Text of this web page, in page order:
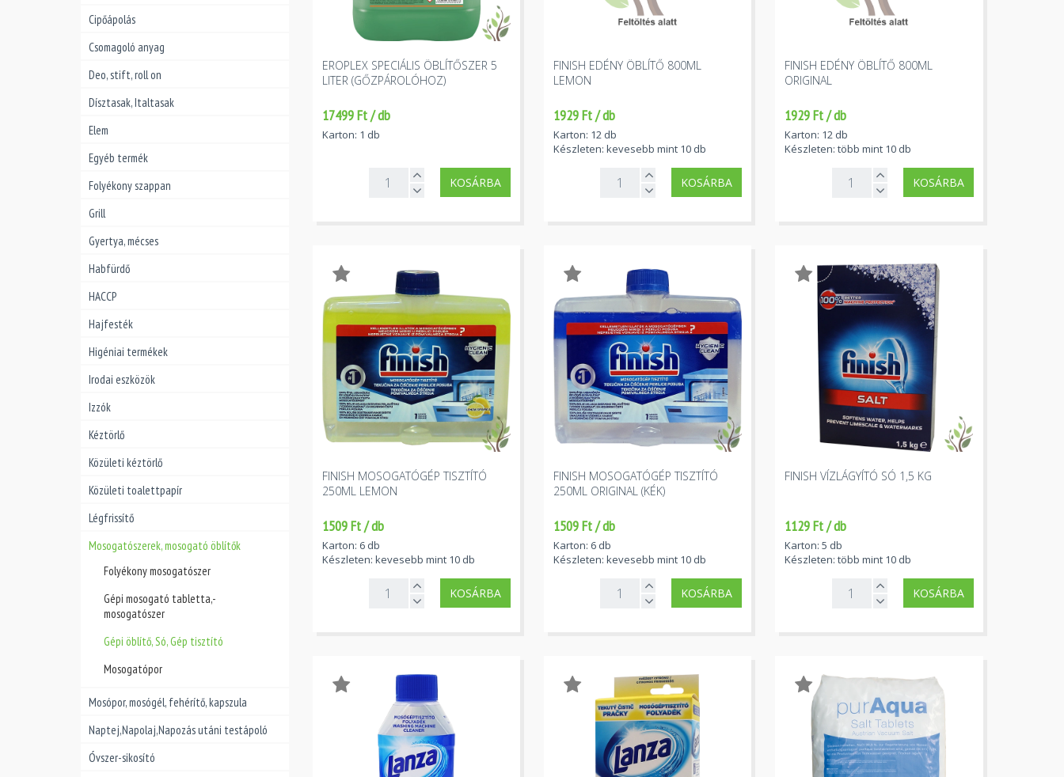
Cipőápolás
Csomagoló anyag
Deo, stift, roll on
Dísztasak, Italtasak
Elem
Egyéb termék
Folyékony szappan
Grill
Gyertya, mécses
Habfürdő
HACCP
Hajfesték
Higéniai termékek
Irodai eszközök
Izzók
Kéztörlő
Közületi kéztörlő
Közületi toalettpapír
Légfrissítő
Mosogatószerek, mosogató öblítők
Folyékony mosogatószer
Gépi mosogató tabletta,-
mosogatószer
Gépi öblítő, Só, Gép tisztító
Mosogatópor
Mosópor, mosógél, fehérítő, kapszula
Naptej,Napolaj,Napozás utáni testápoló
Óvszer-sikosító
EROPLEX SPECIÁLIS ÖBLÍTŐSZER 5
LITER (GŐZPÁROLÓHOZ)
17499 Ft / db
Karton: 1 db
KOSÁRBA
FINISH EDÉNY ÖBLÍTŐ 800ML
LEMON
1929 Ft / db
Karton: 12 db
Készleten: kevesebb mint 10 db
KOSÁRBA
FINISH EDÉNY ÖBLÍTŐ 800ML
ORIGINAL
1929 Ft / db
Karton: 12 db
Készleten: több mint 10 db
KOSÁRBA
FINISH MOSOGATÓGÉP TISZTÍTÓ
250ML LEMON
1509 Ft / db
Karton: 6 db
Készleten: kevesebb mint 10 db
KOSÁRBA
FINISH MOSOGATÓGÉP TISZTÍTÓ
250ML ORIGINAL (KÉK)
1509 Ft / db
Karton: 6 db
Készleten: kevesebb mint 10 db
KOSÁRBA
FINISH VÍZLÁGYÍTÓ SÓ 1,5 KG
1129 Ft / db
Karton: 5 db
Készleten: több mint 10 db
KOSÁRBA